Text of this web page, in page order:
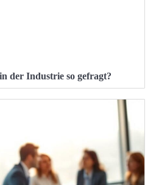
der Industrie so gefragt?